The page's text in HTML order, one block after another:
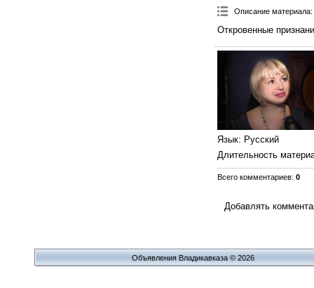
Описание материала:
Откровенные
Язык: Русский
Длительность
Всего комментариев: 0
Добавлять
Объявления Владикавказа © 2026